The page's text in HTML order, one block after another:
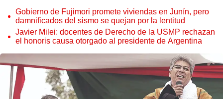
Gobierno de Fujimori promete viviendas en Junín, pero
damnificados del sismo se quejan por la lentitud
Javier Milei: docentes de Derecho de la USMP rechazan
el honoris causa otorgado al presidente de Argentina